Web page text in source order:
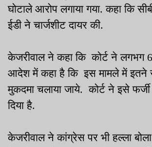
घोटाले आरोप लगाया गया. कहा कि
ईडी ने चार्जशीट दायर की.
केजरीवाल ने कहा कि कोर्ट ने लगभग
आदेश में कहा है कि इस मामले में इतने
मुकदमा चलाया जाये. कोर्ट ने इसे
दिया है.
केजरीवाल ने कांग्रेस पर भी हल्ला